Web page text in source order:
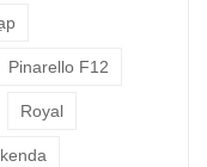
Pinarello F12
Royal